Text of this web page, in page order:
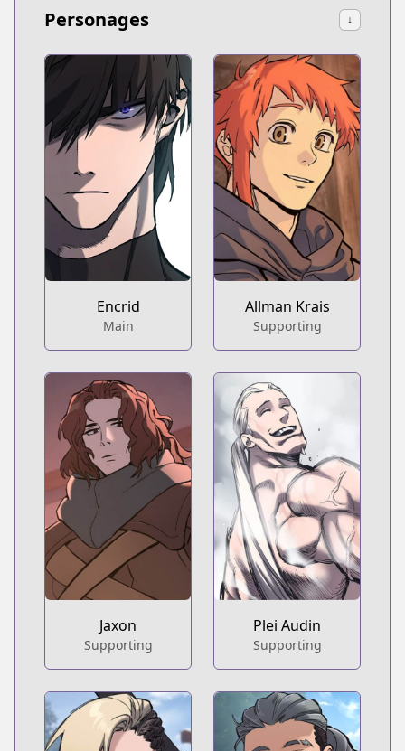
Personages ↓
Encrid
Main
Allman Krais
Supporting
Jaxon
Supporting
Plei Audin
Supporting